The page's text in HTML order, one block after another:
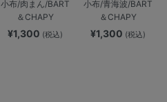
小布/肉まん/BART
＆CHAPY
¥1,300 (税込)
小布/青海波/BART
＆CHAPY
¥1,300 (税込)